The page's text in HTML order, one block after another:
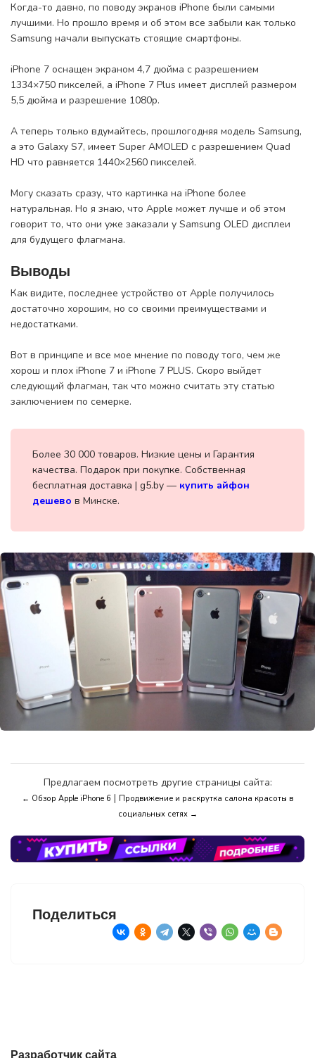
Когда-то давно, по поводу экранов iPhone были самыми
лучшими. Но прошло время и об этом все забыли как только
Samsung начали выпускать стоящие смартфоны.
iPhone 7 оснащен экраном 4,7 дюйма с разрешением
1334×750 пикселей, а iPhone 7 Plus имеет дисплей размером
5,5 дюйма и разрешение 1080p.
А теперь только вдумайтесь, прошлогодняя модель Samsung,
а это Galaxy S7, имеет Super AMOLED с разрешением Quad
HD что равняется 1440×2560 пикселей.
Могу сказать сразу, что картинка на iPhone более
натуральная. Но я знаю, что Apple может лучше и об этом
говорит то, что они уже заказали у Samsung OLED дисплеи
для будущего флагмана.
Выводы
Как видите, последнее устройство от Apple получилось
достаточно хорошим, но со своими преимуществами и
недостатками.
Вот в принципе и все мое мнение по поводу того, чем же
хорош и плох iPhone 7 и iPhone 7 PLUS. Скоро выйдет
следующий флагман, так что можно считать эту статью
заключением по семерке.
Более 30 000 товаров. Низкие цены и Гарантия
качества. Подарок при покупке. Собственная
бесплатная доставка | g5.by — купить айфон
дешево в Минске.
Предлагаем посмотреть другие страницы сайта:
← Обзор Apple iPhone 6 | Продвижение и раскрутка салона красоты в
социальных сетях →
Поделиться